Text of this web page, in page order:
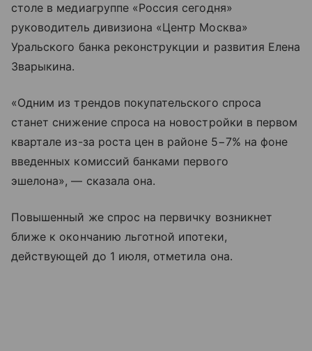
столе в медиагруппе «Россия сегодня»
руководитель дивизиона «Центр Москва»
Уральского банка реконструкции и развития Елена
Зварыкина.
«Одним из трендов покупательского спроса
станет снижение спроса на новостройки в первом
квартале из-за роста цен в районе 5−7% на фоне
введенных комиссий банками первого
эшелона», — сказала она.
Повышенный же спрос на первичку возникнет
ближе к окончанию льготной ипотеки,
действующей до 1 июля, отметила она.